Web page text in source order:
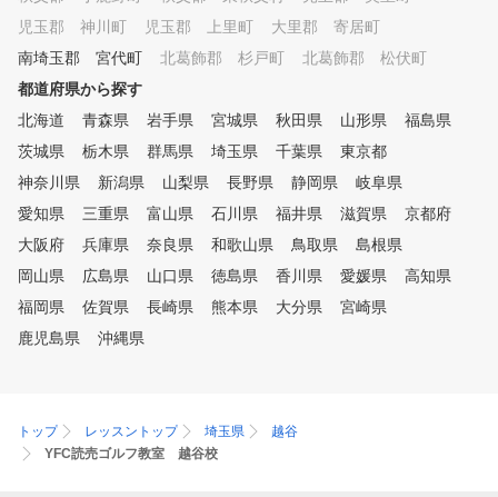
って、効率よく練習できます。
お客様のご予定にあわせて、ご
利用ください。 ④ゴルフ初心
者から上級者まで楽しめる練習
モード 同じシチュエーション
で繰り返しショット練習したり
やアプローチの練習を楽しんだ
り、実際のコースをリアルに再
現したコースでラウンドしたり
、数多くの練習モードがありま
すので、そのときの気分にあわ
せて、飽きずに練習していただ
児玉郡 神川町
児玉郡 上里町
大里郡 寄居町
南埼玉郡 宮代町
北葛飾郡 杉戸町
北葛飾郡 松伏町
都道府県から探す
北海道
青森県 岩手県 宮城県 秋田県 山形県
福島県
茨城県
栃木県 群馬県 埼玉県 千葉県
東京都
神奈川県
新潟県 山梨県 長野県 静岡県
岐阜県
愛知県
三重県 富山県 石川県 福井県 滋賀県
京都府
大阪府
兵庫県 奈良県 和歌山県 鳥取県
島根県
岡山県
広島県 山口県 徳島県 香川県 愛媛県
高知県
福岡県
佐賀県 長崎県 熊本県 大分県
宮崎県
鹿児島県
沖縄県
トップ レッスントップ 埼玉県
越谷
YFC読売ゴルフ教室 越谷校